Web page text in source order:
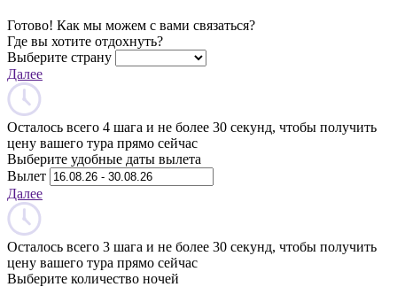
Готово! Как мы можем с вами связаться?
Где вы хотите отдохнуть?
Выберите страну
Далее
Осталось всего 4 шага и не более 30 секунд, чтобы получить
цену вашего тура прямо сейчас
Выберите удобные даты вылета
Вылет
Далее
Осталось всего 3 шага и не более 30 секунд, чтобы получить
цену вашего тура прямо сейчас
Выберите количество ночей